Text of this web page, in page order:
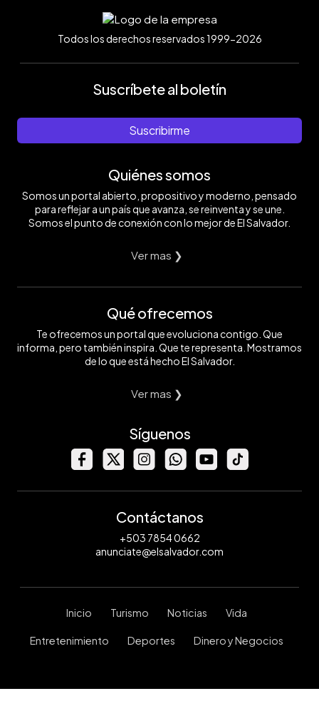
Todos los derechos reservados 1999-2026
Suscríbete al boletín
Suscribirme
Quiénes somos
Somos un portal abierto, propositivo y moderno, pensado
para reflejar a un país que avanza, se reinventa y se une.
Somos el punto de conexión con lo mejor de El Salvador.
Ver mas ❯
Qué ofrecemos
Te ofrecemos un portal que evoluciona contigo. Que
informa, pero también inspira. Que te representa. Mostramos
de lo que está hecho El Salvador.
Ver mas ❯
Síguenos
Contáctanos
+503 7854 0662
anunciate@elsalvador.com
Inicio Turismo Noticias Vida
Entretenimiento Deportes Dinero y Negocios